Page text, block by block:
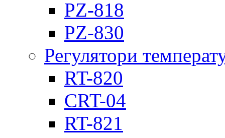
PZ-818
PZ-830
Регулятори
RT-820
CRT-04
RT-821